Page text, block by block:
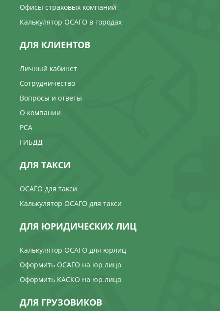
Офисы страховых компаний
Калькулятор ОСАГО в городах
ДЛЯ КЛИЕНТОВ
Личный кабинет
Сотрудничество
Вопросы и ответы
О компании
РСА
ГИБДД
ДЛЯ ТАКСИ
ОСАГО для такси
Калькулятор ОСАГО для такси
ДЛЯ ЮРИДИЧЕСКИХ ЛИЦ
Калькулятор ОСАГО для юрлиц
Оформить ОСАГО на юр.лицо
Оформить КАСКО на юр.лицо
ДЛЯ ГРУЗОВИКОВ